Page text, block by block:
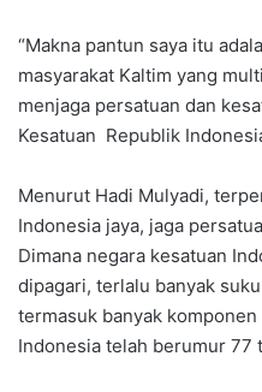
“Makna pantun saya itu
masyarakat Kaltim yang
menjaga persatuan dan
Kesatuan Republik
Menurut Hadi Mulyadi,
Indonesia jaya, jaga
Dimana negara kesatuan
dipagari, terlalu banyak
termasuk banyak
Indonesia telah berumur 77